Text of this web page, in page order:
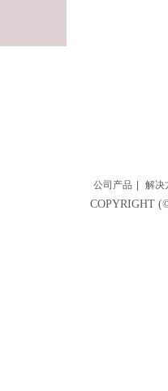
公司产品 解决
COPYRIGHT